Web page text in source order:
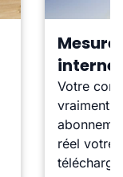
internet
Votre
vraiment
réel votre